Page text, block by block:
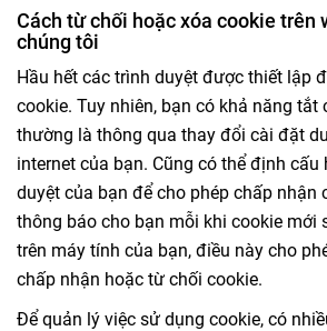
Cách từ chối hoặc xóa cookie trên
chúng tôi
Hầu hết các trình duyệt được thiết lập
cookie. Tuy nhiên, bạn có khả năng tắt
thường là thông qua thay đổi cài đặt
internet của bạn. Cũng có thể định
duyệt của bạn để cho phép chấp nhận
thông báo cho bạn mỗi khi cookie mới
trên máy tính của bạn, điều này cho
chấp nhận hoặc từ chối cookie.
Để quản lý việc sử dụng cookie, có